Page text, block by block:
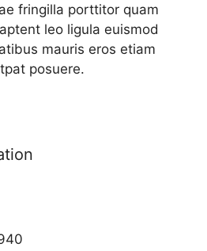
fringilla porttitor quam
leo ligula euismod
mauris eros etiam
posuere.